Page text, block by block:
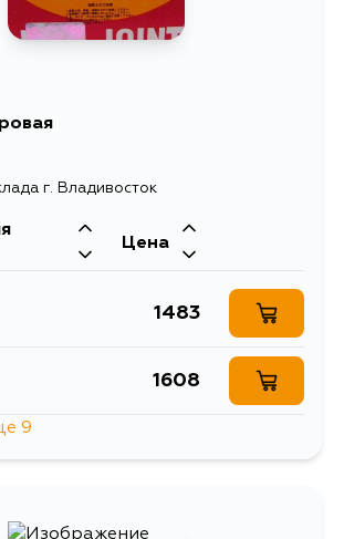
г. Владивосток
Цена
1483
1608
9